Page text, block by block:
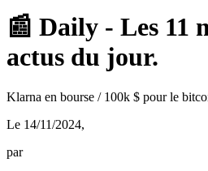
📰 Daily - Les 11
actus du jour.
Klarna en bourse / 100k $ pour le
Le 14/11/2024,
par